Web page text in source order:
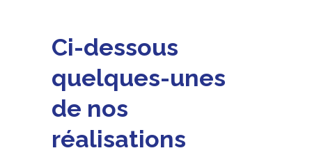
Ci-dessous
quelques-unes
de nos
réalisations